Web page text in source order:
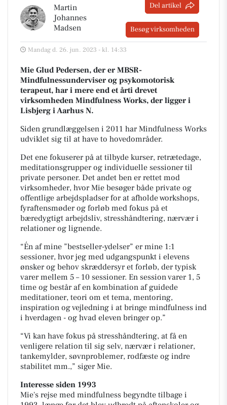
Martin
Johannes
Madsen
Del artikel
Besøg virksomheden
Mandag d. 26. jun. 2023 - kl. 14:33
Mie Glud Pedersen, der er MBSR-
Mindfulnessunderviser og psykomotorisk
terapeut, har i mere end et årti drevet
virksomheden Mindfulness Works, der ligger i
Lisbjerg i Aarhus N.
Siden grundlæggelsen i 2011 har Mindfulness Works
udviklet sig til at have to hovedområder.
Det ene fokuserer på at tilbyde kurser, retrætedage,
meditationsgrupper og individuelle sessioner til
private personer. Det andet ben er rettet mod
virksomheder, hvor Mie besøger både private og
offentlige arbejdspladser for at afholde workshops,
fyraftensmøder og forløb med fokus på et
bæredygtigt arbejdsliv, stresshåndtering, nærvær i
relationer og lignende.
“Én af mine ”bestseller-ydelser” er mine 1:1
sessioner, hvor jeg med udgangspunkt i elevens
ønsker og behov skræddersyr et forløb, der typisk
varer mellem 5 – 10 sessioner. En session varer 1, 5
time og består af en kombination af guidede
meditationer, teori om et tema, mentoring,
inspiration og vejledning i at bringe mindfulness ind
i hverdagen - og hvad eleven bringer op.”
“Vi kan have fokus på stresshåndtering, at få en
venligere relation til sig selv, nærvær i relationer,
tankemylder, søvnproblemer, rodfæste og indre
stabilitet mm.,” siger Mie.
Interesse siden 1993
Mie's rejse med mindfulness begyndte tilbage i